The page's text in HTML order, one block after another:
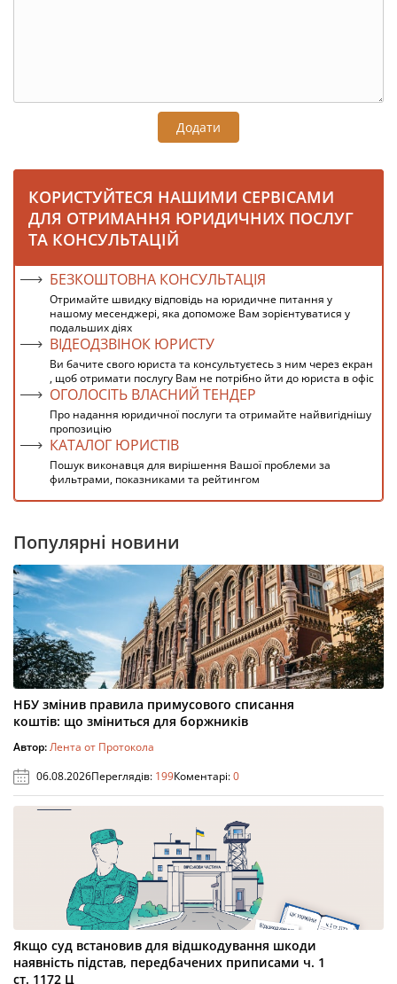
Додати
КОРИСТУЙТЕСЯ НАШИМИ СЕРВІСАМИ
ДЛЯ ОТРИМАННЯ ЮРИДИЧНИХ ПОСЛУГ
ТА КОНСУЛЬТАЦІЙ
БЕЗКОШТОВНА КОНСУЛЬТАЦІЯ
Отримайте швидку відповідь на юридичне питання у
нашому месенджері, яка допоможе Вам зорієнтуватися у
подальших діях
ВІДЕОДЗВІНОК ЮРИСТУ
Ви бачите свого юриста та консультуєтесь з ним через екран
, щоб отримати послугу Вам не потрібно йти до юриста в офіс
ОГОЛОСІТЬ ВЛАСНИЙ ТЕНДЕР
Про надання юридичної послуги та отримайте найвигіднішу
пропозицію
КАТАЛОГ ЮРИСТІВ
Пошук виконавця для вирішення Вашої проблеми за
фильтрами, показниками та рейтингом
Популярні новини
НБУ змінив правила примусового списання
коштів: що зміниться для боржників
Автор:Лента от Протокола
06.08.2026Переглядів: 199Коментарі:0
Якщо суд встановив для відшкодування шкоди
наявність підстав, передбачених приписами ч. 1
ст. 1172 Ц